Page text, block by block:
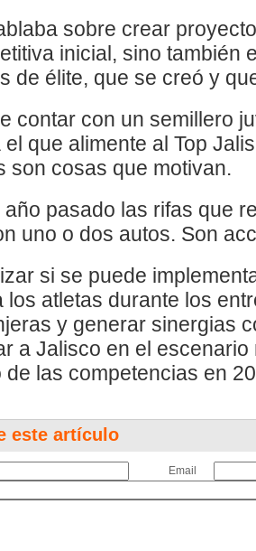
sobre crear
inicial, sino también
de élite, que se creó y
contar con un semillero
que alimente al Top
son cosas que motivan.
año pasado las rifas que
uno o dos autos. Son
si se puede
los atletas durante los
y generar sinergias
a Jalisco en el
de las competencias en
este artículo
Email